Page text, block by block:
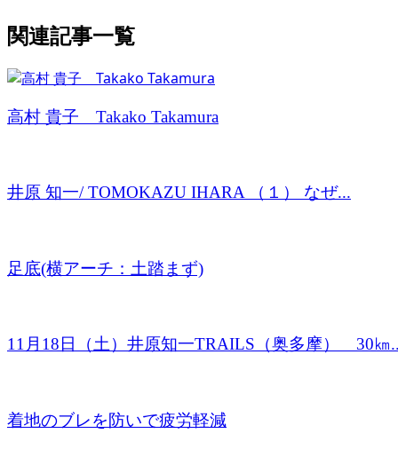
関連記事一覧
高村 貴子 Takako Takamura
井原 知一/ TOMOKAZU IHARA （１） なぜ...
足底(横アーチ：土踏まず)
11月18日（土）井原知一TRAILS（奥多摩） 30㎞
着地のブレを防いで疲労軽減